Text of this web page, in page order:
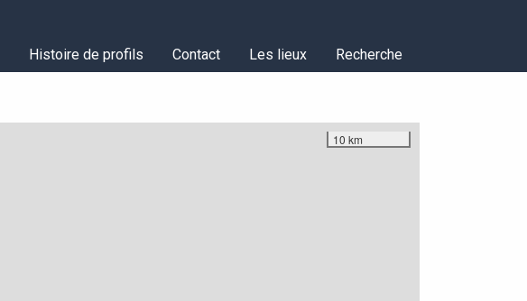
Histoire de profils Contact Les lieux Recherche
10 km